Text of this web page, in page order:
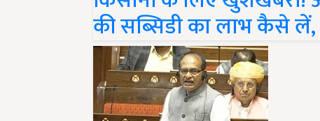
की सब्सिडी का लाभ कैसे लें,